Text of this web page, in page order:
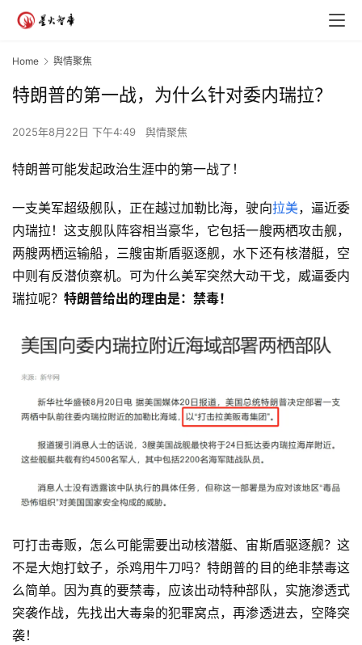
Home 舆情聚焦
特朗普的第一战，为什么针对委内瑞拉？
2025年8月22日 下午4:49 舆情聚焦
特朗普可能发起政治生涯中的第一战了！
一支美军超级舰队，正在越过加勒比海，驶向拉美，逼近委
内瑞拉！这支舰队阵容相当豪华，它包括一艘两栖攻击舰，
两艘两栖运输船，三艘宙斯盾驱逐舰，水下还有核潜艇，空
中则有反潜侦察机。可为什么美军突然大动干戈，威逼委内
瑞拉呢？ 特朗普给出的理由是：禁毒！
可打击毒贩，怎么可能需要出动核潜艇、宙斯盾驱逐舰？这
不是大炮打蚊子，杀鸡用牛刀吗？特朗普的目的绝非禁毒这
么简单。因为真的要禁毒，应该出动特种部队，实施渗透式
突袭作战，先找出大毒枭的犯罪窝点，再渗透进去，空降突
袭！